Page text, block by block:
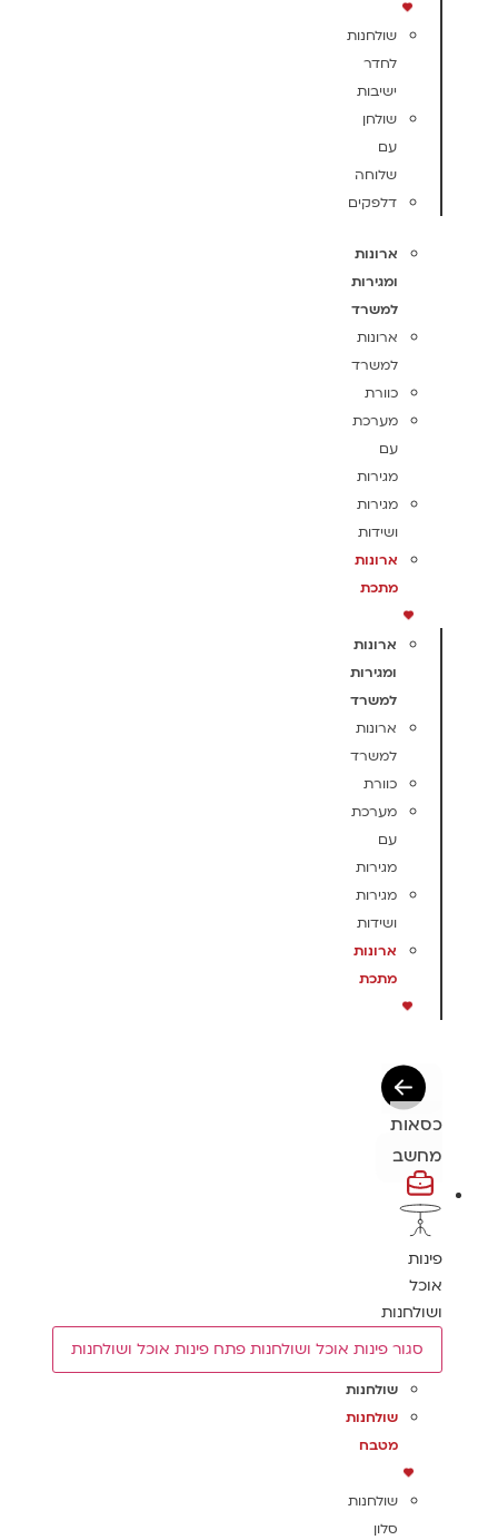
שולחנות
לחדר
ישיבות
שולחן
עם
שלוחה
דלפקים
ארונות
ומגירות
למשרד
ארונות
למשרד
כוורת
מערכת
עם
מגירות
מגירות
ושידות
ארונות
מתכת
ארונות
ומגירות
למשרד
ארונות
למשרד
כוורת
מערכת
עם
מגירות
מגירות
ושידות
ארונות
מתכת
כסאות
מחשב
פינות
אוכל
ושולחנות
סגור פינות אוכל ושולחנות פתח פינות אוכל ושולחנות
שולחנות
שולחנות
מטבח
שולחנות
סלון